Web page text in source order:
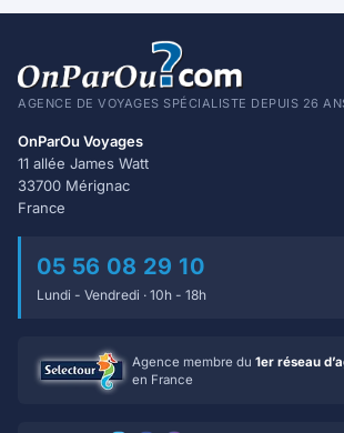
AGENCE DE VOYAGES SPÉCIALISTE DEPUIS 26
OnParOu Voyages
11 allée James Watt
33700 Mérignac
France
05 56 08 29 10
Lundi - Vendredi · 10h - 18h
Agence membre du 1er réseau
en France